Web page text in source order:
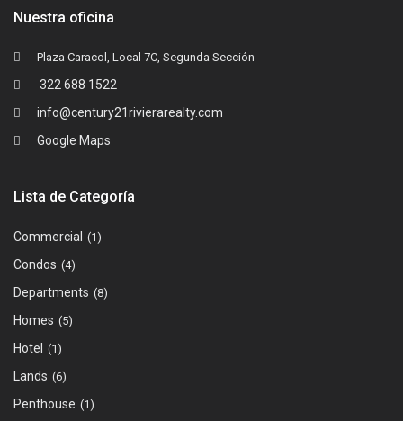
Nuestra oficina
Plaza Caracol, Local 7C, Segunda Sección
322 688 1522
info@century21rivierarealty.com
Google Maps
Lista de Categoría
Commercial (1)
Condos (4)
Departments (8)
Homes (5)
Hotel (1)
Lands (6)
Penthouse (1)